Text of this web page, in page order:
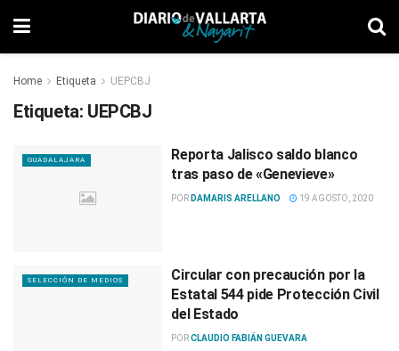
Home Etiqueta UEPCBJ
Etiqueta: UEPCBJ
GUADALAJARA
Reporta Jalisco saldo blanco
tras paso de «Genevieve»
POR DAMARIS ARELLANO 19 AGOSTO, 2020
SELECCIÓN DE MEDIOS
Circular con precaución por la
Estatal 544 pide Protección Civil
del Estado
PORCLAUDIO FABIÁN GUEVARA